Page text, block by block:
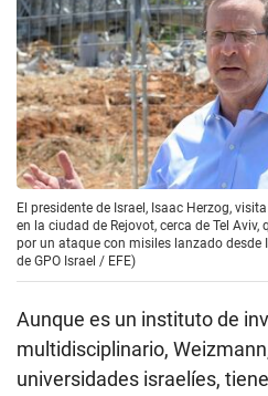
El presidente de Israel, Isaac Herzog,
en la ciudad de Rejovot, cerca de Tel
por un ataque con misiles lanzado desde
de GPO Israel / EFE)
Aunque es un instituto de
multidisciplinario,
universidades israelíes,